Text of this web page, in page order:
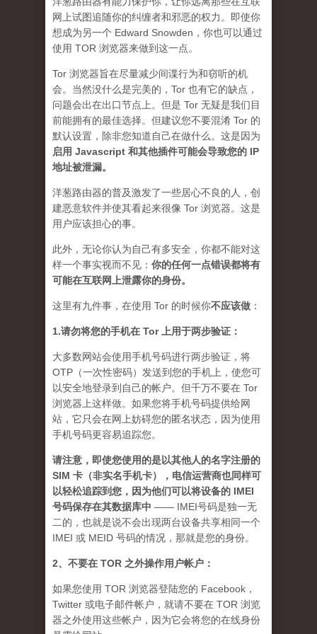
网上试图追随你的纠缠者和邪恶的权力。即使你
想成为另一个 Edward Snowden，你也可以通过
使用 TOR 浏览器来做到这一点。
Tor 浏览器旨在尽量减少间谍行为和窃听的机
会。当然没什么是完美的，Tor 也有它的缺点，
问题会出在出口节点上。但是 Tor 无疑是我们目
前能拥有的最佳选择。但建议您不要混淆 Tor 的
默认设置，除非您知道自己在做什么。这是因为
启用 Javascript 和其他插件可能会导致您的 IP
地址被泄漏。
洋葱路由器的普及激发了一些居心不良的人，创
建恶意软件并使其看起来很像 Tor 浏览器。这是
用户应该担心的事。
此外，无论你认为自己有多安全，你都不能对这
样一个事实视而不见： 你的任何一点错误都将有
可能在互联网上泄露你的身份。
这里有九件事，在使用 Tor 的时候你不应该做 ：
1.请勿将您的手机在 Tor 上用于两步验证：
大多数网站会使用手机号码进行两步验证，将
OTP（一次性密码）发送到您的手机上，使您可
以安全地登录到自己的帐户。但千万不要在 Tor
浏览器上这样做。如果您将手机号码提供给网
站，它只会在网上妨碍您的匿名状态，因为使用
手机号码更容易追踪您。
请注意，即使您使用的是以其他人的名字注册的
SIM 卡（非实名手机卡），电信运营商也同样可
以轻松追踪到您，因为他们可以将设备的 IMEI
号码保存在其数据库中 —— IMEI号码是独一无
二的，也就是说不会出现两台设备共享相同一个
IMEI 或 MEID 号码的情况，那就是您的身份。
2、不要在 TOR 之外操作用户帐户：
如果您使用 TOR 浏览器登陆您的 Facebook，
Twitter 或电子邮件帐户，就请不要在 TOR 浏览
器之外使用这些帐户，因为它会将您的在线身份